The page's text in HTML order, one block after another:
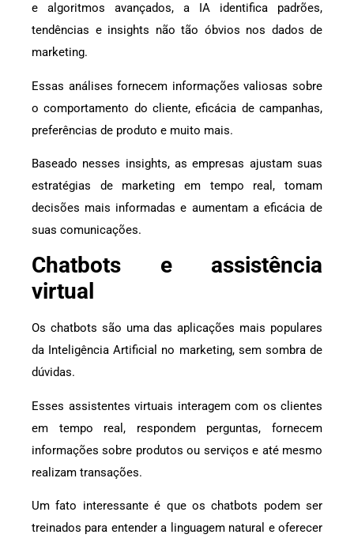
e algoritmos avançados, a IA identifica padrões,
tendências e insights não tão óbvios nos dados de
marketing.
Essas análises fornecem informações valiosas sobre
o comportamento do cliente, eficácia de campanhas,
preferências de produto e muito mais.
Baseado nesses insights, as empresas ajustam suas
estratégias de marketing em tempo real, tomam
decisões mais informadas e aumentam a eficácia de
suas comunicações.
Chatbots e assistência
virtual
Os chatbots são uma das aplicações mais populares
da Inteligência Artificial no marketing, sem sombra de
dúvidas.
Esses assistentes virtuais interagem com os clientes
em tempo real, respondem perguntas, fornecem
informações sobre produtos ou serviços e até mesmo
realizam transações.
Um fato interessante é que os chatbots podem ser
treinados para entender a linguagem natural e oferecer